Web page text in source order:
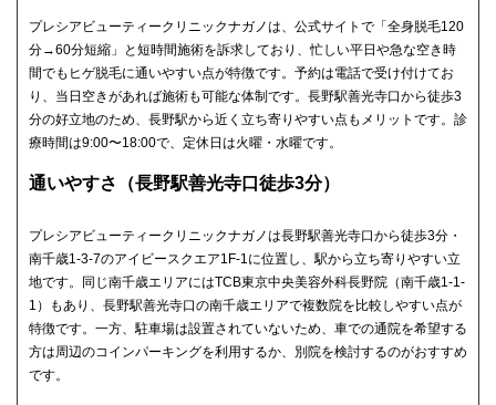
プレシアビューティークリニックナガノは、公式サイトで「全身脱毛120
分→60分短縮」と短時間施術を訴求しており、忙しい平日や急な空き時
間でもヒゲ脱毛に通いやすい点が特徴です。予約は電話で受け付けてお
り、当日空きがあれば施術も可能な体制です。長野駅善光寺口から徒歩3
分の好立地のため、長野駅から近く立ち寄りやすい点もメリットです。診
療時間は9:00〜18:00で、定休日は火曜・水曜です。
通いやすさ（長野駅善光寺口徒歩3分）
プレシアビューティークリニックナガノは長野駅善光寺口から徒歩3分・
南千歳1-3-7のアイビースクエア1F-1に位置し、駅から立ち寄りやすい立
地です。同じ南千歳エリアにはTCB東京中央美容外科長野院（南千歳1-1-
1）もあり、長野駅善光寺口の南千歳エリアで複数院を比較しやすい点が
特徴です。一方、駐車場は設置されていないため、車での通院を希望する
方は周辺のコインパーキングを利用するか、別院を検討するのがおすすめ
です。